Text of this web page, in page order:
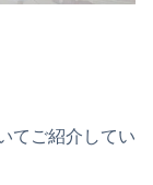
てご紹介してい